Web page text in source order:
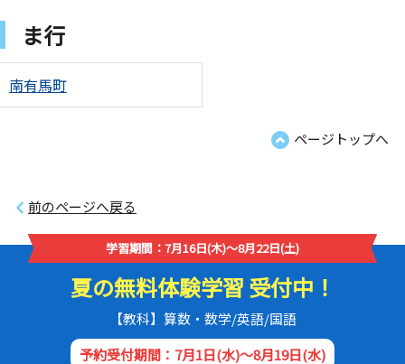
ま行
南有馬町
ページトップへ
前のページへ戻る
学習期間：7月16日(木)～8月22日(土)
夏の無料体験学習 受付中！
【教科】算数・数学/英語/国語
予約受付期間：7月1日(水)～8月19日(水)